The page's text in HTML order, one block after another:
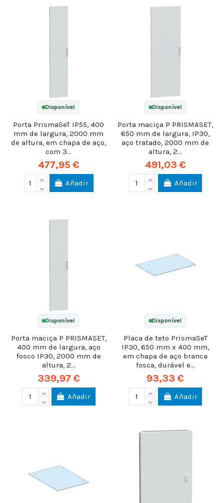
Disponível
Porta PrismaSeT IP55, 400
mm de largura, 2000 mm
de altura, em chapa de aço,
com 3...
477,95 €
Añadir
Disponível
Porta maciça P PRISMASET,
650 mm de largura, IP30,
aço tratado, 2000 mm de
altura, 2...
491,03 €
Añadir
Disponível
Porta maciça P PRISMASET,
400 mm de largura, aço
fosco IP30, 2000 mm de
altura, 2...
339,97 €
Añadir
Disponível
Placa de teto PrismaSeT
IP30, 650 mm x 400 mm,
em chapa de aço branca
fosca, durável e...
93,33 €
Añadir